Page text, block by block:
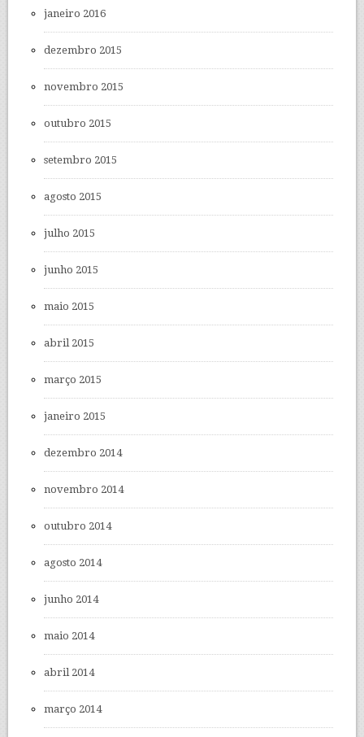
janeiro 2016
dezembro 2015
novembro 2015
outubro 2015
setembro 2015
agosto 2015
julho 2015
junho 2015
maio 2015
abril 2015
março 2015
janeiro 2015
dezembro 2014
novembro 2014
outubro 2014
agosto 2014
junho 2014
maio 2014
abril 2014
março 2014